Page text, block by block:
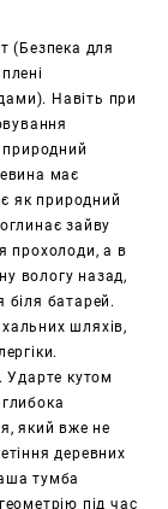
(Безпека для
Навіть при
природний
має
як природний
зайву
прохолоди, а в
вологу назад,
біля батарей.
шляхів,
Ударте кутом
який вже не
деревних
тумба
під час